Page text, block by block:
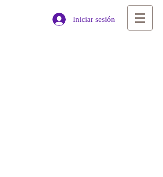
Iniciar sesión